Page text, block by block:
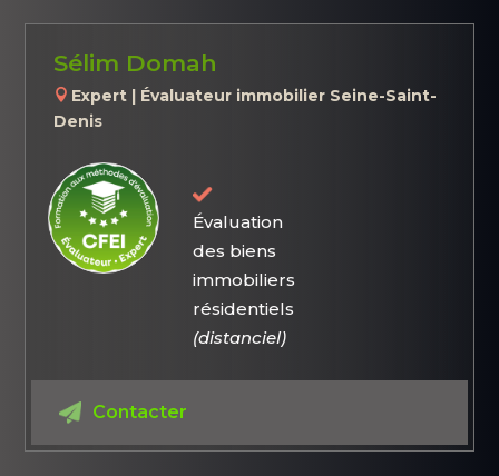
Sélim Domah
Expert | Évaluateur immobilier Seine-Saint-
Denis
Évaluation
des biens
immobiliers
résidentiels
(distanciel)
Contacter